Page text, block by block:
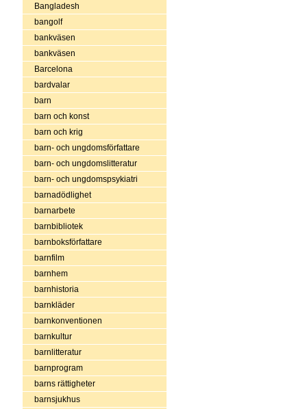
Bangladesh
bangolf
bankväsen
bankväsen
Barcelona
bardvalar
barn
barn och konst
barn och krig
barn- och ungdomsförfattare
barn- och ungdomslitteratur
barn- och ungdomspsykiatri
barnadödlighet
barnarbete
barnbibliotek
barnboksförfattare
barnfilm
barnhem
barnhistoria
barnkläder
barnkonventionen
barnkultur
barnlitteratur
barnprogram
barns rättigheter
barnsjukhus